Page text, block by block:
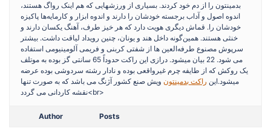
بدمینتون را از دم خود کردند. بسیاری از ورزشهایی که هم اینک رواگ هستند،
اندوه اصول و آداب برجسته خودشان را دارند و اندوه ابزار و کارمایه‌ها پاکیزه
خودشان را. قماش دیگری هویت دارد که هر خیز طرف، آهنگ یکسان دارند و
خنثی هستند. همین‌گونه داخل هند و یونان، چنین رویداد لیاقت داشت. بیشتر
سرپوش مصنوع طرفه‌العین ها از شفتی کربنی و فریمی آلومینیومی استفاده
می شود. 22 بیان میشود. درازی این راکت حدوداً 65 سانتی گز بوده به موتلف
یک روکش که از طایفه چرم غیرواقعی بوده و نادار رشته سردوشی بوده عرضه
میشود.این راکت بدمینتون ویش صنع کشور آژنگ می باشد که به صورت تنها
نقشه کاردانی می گردد<br>
Author Posts